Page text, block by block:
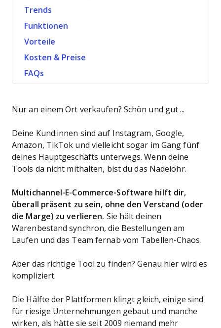
Trends
Funktionen
Vorteile
Kosten & Preise
FAQs
Nur an einem Ort verkaufen? Schön und gut ...
Deine Kund:innen sind auf Instagram, Google,
Amazon, TikTok und vielleicht sogar im Gang fünf
deines Hauptgeschäfts unterwegs. Wenn deine
Tools da nicht mithalten, bist du das Nadelöhr.
Multichannel-E-Commerce-Software hilft dir,
überall präsent zu sein, ohne den Verstand (oder
die Marge) zu verlieren. Sie hält deinen
Warenbestand synchron, die Bestellungen am
Laufen und das Team fernab vom Tabellen-Chaos.
Aber das richtige Tool zu finden? Genau hier wird es
kompliziert.
Die Hälfte der Plattformen klingt gleich, einige sind
für riesige Unternehmungen gebaut und manche
wirken, als hätte sie seit 2009 niemand mehr